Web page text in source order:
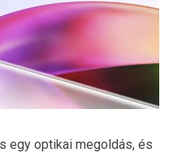
egy optikai megoldás, és